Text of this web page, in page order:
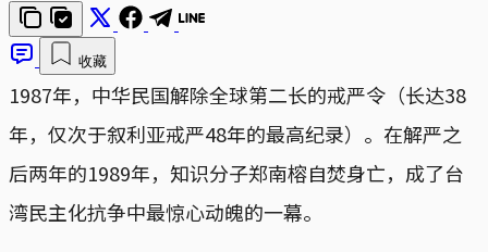
收藏
1987年，中华民国解除全球第二长的戒严令（长达38
年，仅次于叙利亚戒严48年的最高纪录）。在解严之
后两年的1989年，知识分子郑南榕自焚身亡，成了台
湾民主化抗争中最惊心动魄的一幕。